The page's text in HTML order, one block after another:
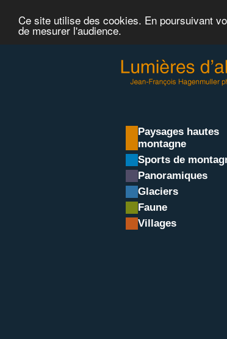
Ce site utilise des cookies. En poursuivant
de mesurer l'audience.
Paysages hautes
montagne
Sports de
Panoramiques
Glaciers
Faune
Villages